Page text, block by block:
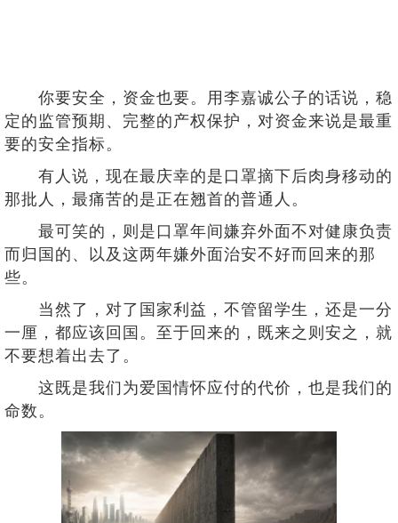
你要安全，资金也要。用李嘉诚公子的话说，稳
定的监管预期、完整的产权保护，对资金来说是最重
要的安全指标。
有人说，现在最庆幸的是口罩摘下后肉身移动的
那批人，最痛苦的是正在翘首的普通人。
最可笑的，则是口罩年间嫌弃外面不对健康负责
而归国的、以及这两年嫌外面治安不好而回来的那
些。
当然了，对了国家利益，不管留学生，还是一分
一厘，都应该回国。至于回来的，既来之则安之，就
不要想着出去了。
这既是我们为爱国情怀应付的代价，也是我们的
命数。